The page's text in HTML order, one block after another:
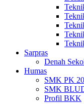
Sarpras
Denah
Humas
SMK PK
SMK
Profil BKK